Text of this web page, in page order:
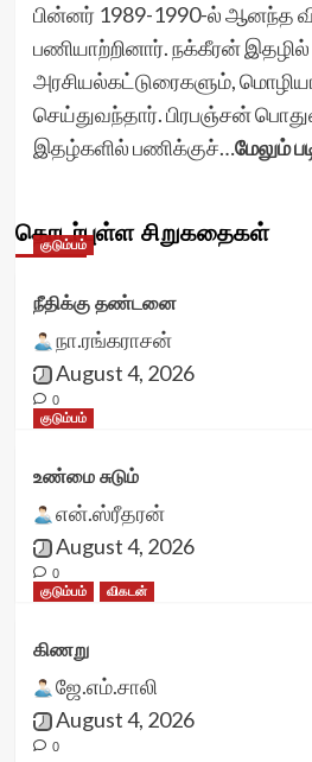
பின்னர் 1989-1990-ல் ஆனந்த
பணியாற்றினார். நக்கீரன் இதழில்
அரசியல்கட்டுரைகளும்,
செய்துவந்தார். பிரபஞ்சன்
இதழ்களில் பணிக்குச்…மேலும்
தொடர்புள்ள சிறுகதைகள்
குடும்பம்
நீதிக்கு தண்டனை
நா.ரங்கராசன்
August 4, 2026
0
குடும்பம்
உண்மை சுடும்
என்.ஸ்ரீதரன்
August 4, 2026
0
குடும்பம்
விகடன்
கிணறு
ஜே.எம்.சாலி
August 4, 2026
0